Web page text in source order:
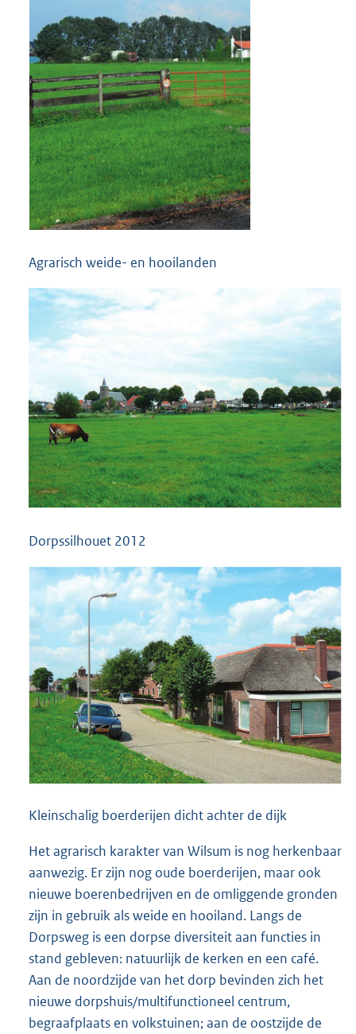
Agrarisch weide- en hooilanden
Dorpssilhouet 2012
Kleinschalig boerderijen dicht achter de dijk
Het agrarisch karakter van Wilsum is nog herkenbaar
aanwezig. Er zijn nog oude boerderijen, maar ook
nieuwe boerenbedrijven en de omliggende gronden
zijn in gebruik als weide en hooiland. Langs de
Dorpsweg is een dorpse diversiteit aan functies in
stand gebleven: natuurlijk de kerken en een café.
Aan de noordzijde van het dorp bevinden zich het
nieuwe dorpshuis/multifunctioneel centrum,
begraafplaats en volkstuinen; aan de oostzijde de